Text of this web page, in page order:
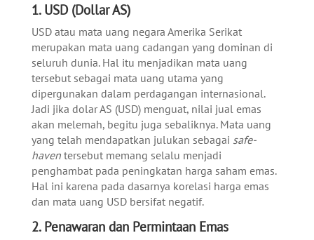
1. USD (Dollar AS)
USD atau mata uang negara Amerika Serikat
merupakan mata uang cadangan yang dominan di
seluruh dunia. Hal itu menjadikan mata uang
tersebut sebagai mata uang utama yang
dipergunakan dalam perdagangan internasional.
Jadi jika dolar AS (USD) menguat, nilai jual emas
akan melemah, begitu juga sebaliknya. Mata uang
yang telah mendapatkan julukan sebagai safe-
haventersebut memang selalu menjadi
penghambat pada peningkatan harga saham emas.
Hal ini karena pada dasarnya korelasi harga emas
dan mata uang USD bersifat negatif.
2. Penawaran dan Permintaan Emas